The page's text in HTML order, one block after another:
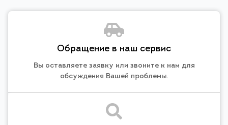
Обращение в наш сервис
Вы оставляете заявку или звоните к нам для
обсуждения Вашей проблемы.